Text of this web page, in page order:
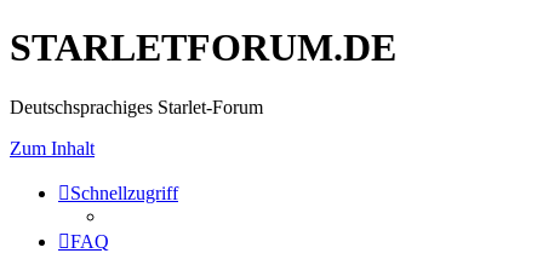
STARLETFORUM.DE
Deutschsprachiges Starlet-Forum
Zum Inhalt
Schnellzugriff
FAQ